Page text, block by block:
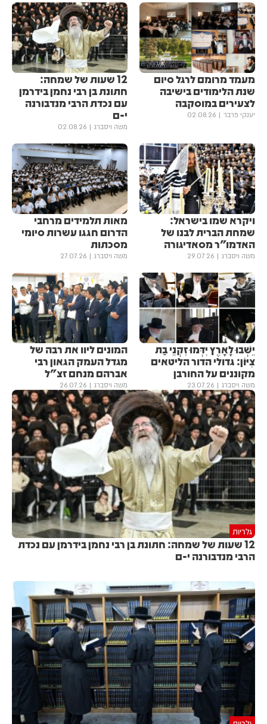
מעמד מרומם לרגל סיום
שנת הלימודים בישיבה
לצעירים במוסקבה
יענקי פרבר 02.08.26
12 שעות של שמחה:
חתונת בן רבי נחמן בידרמן
עם נכדת הרבי מנדבורנה
י-ם
משה ויסברג 02.08.26
ויקרא שמו בישראל:
שמחת הברית לבנו של
האדמו"ר מסאדיגורה
משה ויסברג 29.07.26
מאות תלמידים מרחבי
הדרום חגגו עשרות סיומי
מסכתות
משה ויסברג 27.07.26
יֵשְׁבוּ לָאָרֶץ יִדְּמוּ זִקְנֵי בַת
צִיּוֹן: גדולי הדור הליטאים
מקוננים על החורבן
משה ויסברג 23.07.26
המונים ליוו את רבה של
מגדל העמק הגאון רבי
אברהם מנחם זצ"ל
משה ויסברג 26.07.26
גלריות
12 שעות של שמחה: חתונת בן רבי נחמן בידרמן עם נכדת
הרבי מנדבורנה י-ם